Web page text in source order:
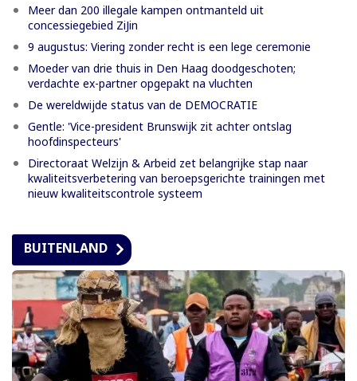
Meer dan 200 illegale kampen ontmanteld uit
concessiegebied ZiJin
9 augustus: Viering zonder recht is een lege ceremonie
Moeder van drie thuis in Den Haag doodgeschoten;
verdachte ex-partner opgepakt na vluchten
De wereldwijde status van de DEMOCRATIE
Gentle: 'Vice-president Brunswijk zit achter ontslag
hoofdinspecteurs'
Directoraat Welzijn & Arbeid zet belangrijke stap naar
kwaliteitsverbetering van beroepsgerichte trainingen met
nieuw kwaliteitscontrole systeem
BUITENLAND